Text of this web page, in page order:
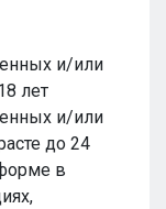
и/или
лет
и/или
до 24
в